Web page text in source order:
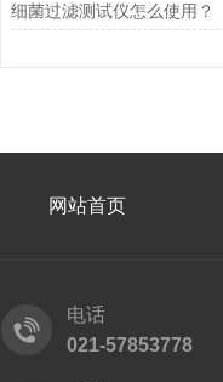
细菌过滤测试仪怎么使用？
网站首页
电话
021-57853778